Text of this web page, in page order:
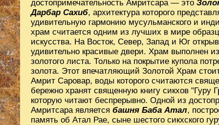
достопримечательность Амритсара — это
Дарбар Сахиб, архитектура которого
удивительную гармонию мусульманского и
храм считается одним из лучших в мире
искусства. На Восток, Север, Запад и Юг
удивительно красивые двери. Храм выполнен
золотого листа. Только на покрытие купола
золота. Этот впечатляющий Золотой Храм
Амрит Саровар, воды которого считаются
бережно хранят священную книгу сикхов "Гуру
которую читают беспрерывно. Одной из
Амритсара является башня Баба Атал,
память об Атал Рае, сыне шестого сикхского